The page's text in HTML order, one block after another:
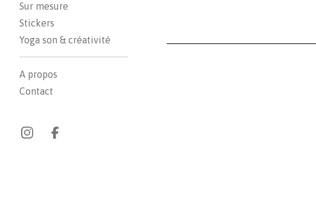
Sur mesure
Stickers
Yoga son & créativité
A propos
Contact